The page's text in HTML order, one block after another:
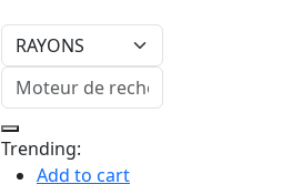
Trending:
Add to cart